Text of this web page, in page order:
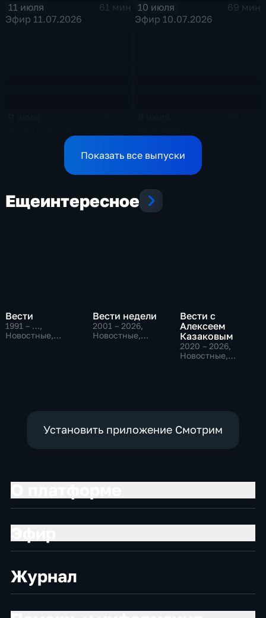
11 июля
61 мин
Эфир 11.07.2026
10 июля
69 мин
Эфир 10.07.2026
Показать все выпуски
Ещеинтересное
Вести
1991 – …,
Новостные,
Вести недели
2001 – 2026,
Новостные,
Вести с
Алексеем
Казаковым
2020 – 2026,
Новостные,
Установить приложение Смотрим
Журнал